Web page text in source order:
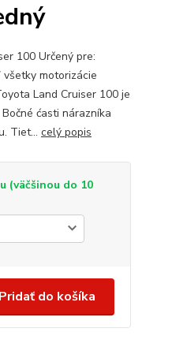
100 Určený pre:
motorizácie
Land Cruiser 100 je
ćasti nárazníka
Tiet... celý popis
(väčšinou do 10
Pridať do košíka